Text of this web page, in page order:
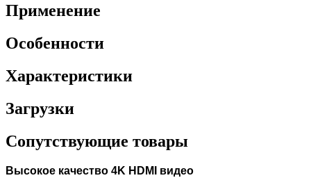
Применение
Особенности
Характеристики
Загрузки
Сопутствующие товары
Высокое качество 4K HDMI видео